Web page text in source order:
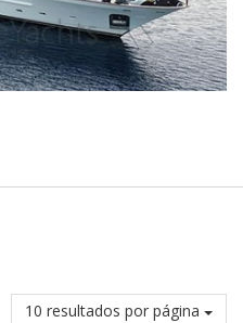
10 resultados por página